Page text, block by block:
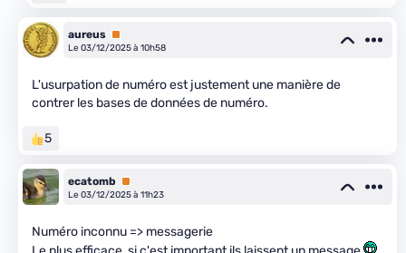
aureus Premium
Le 03/12/2025 à 10h58
L'usurpation de numéro est justement une manière de
contrer les bases de données de numéro.
5
ecatomb
Premium
Le 03/12/2025 à 11h23
Numéro inconnu => messagerie